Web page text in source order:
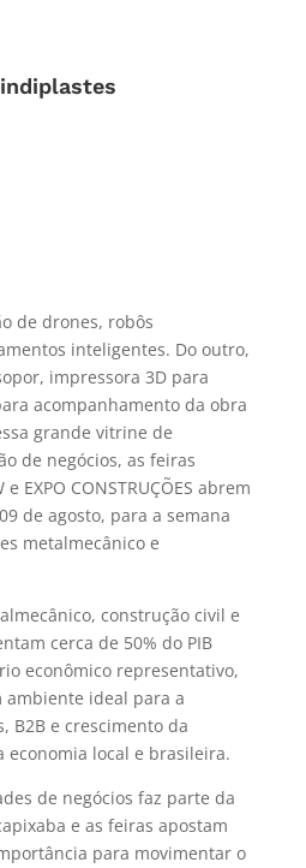
de drones, robôs
inteligentes. Do outro,
impressora 3D para
acompanhamento da obra
grande vitrine de
de negócios, as feiras
EXPO CONSTRUÇÕES abrem
de agosto, para a semana
metalmecânico e
construção civil e
cerca de 50% do PIB
econômico representativo,
ambiente ideal para a
B2B e crescimento da
local e brasileira.
de negócios faz parte da
e as feiras apostam
para movimentar o